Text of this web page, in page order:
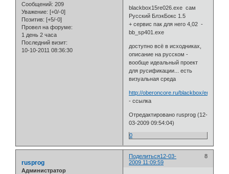
Сообщений: 209
Уважение: [+0/-0]
Позитив: [+5/-0]
Провел на форуме:
1 день 2 часа
Последний визит:
10-10-2011 08:36:30
blackbox15re026.exe сам
Русский БлэкБокс 1.5
+ сервис пак для него 4,02 -
bb_sp401.exe
доступно всё в исходниках,
описание на русском -
вообще идеальный проект
для русификации... есть
визуальная среда
http://oberoncore.ru/blackbox/
- ссылка
Отредактировано rusprog (12-
03-2009 09:54:04)
0
Поделиться 8
12-03-
2009 11:09:59
rusprog
Администратор